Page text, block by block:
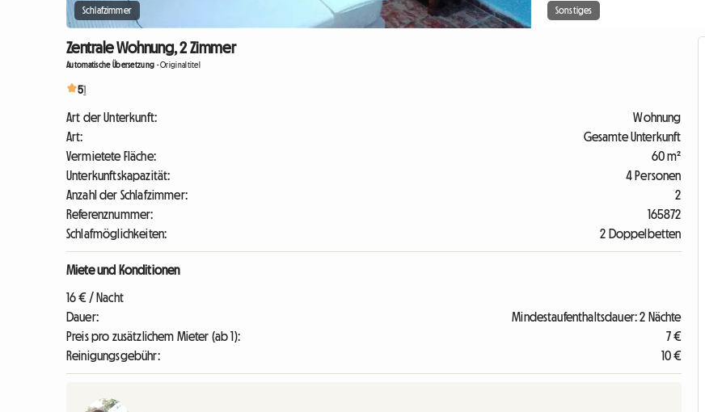
Schlafzimmer Sonstiges
Zentrale Wohnung, 2 Zimmer
Automatische Übersetzung -Originaltitel
51
Art der Unterkunft:
Wohnung
Art:
Gesamte Unterkunft
Vermietete Fläche:
60 m²
Unterkunftskapazität:
4 Personen
Anzahl der Schlafzimmer:
2
Referenznummer:
165872
Schlafmöglichkeiten:
2 Doppelbetten
Miete und Konditionen
16 € / Nacht
Dauer:
Mindestaufenthaltsdauer: 2 Nächte
Preis pro zusätzlichem Mieter (ab 1):
7 €
Reinigungsgebühr:
10 €